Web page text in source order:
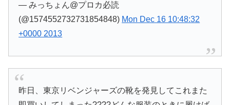
— みっちょん@プロカ必読
(@1574552732731854848) Mon Dec 16 10:48:32
+0000 2013
昨日、東京リベンジャーズの靴を発見してこれまた